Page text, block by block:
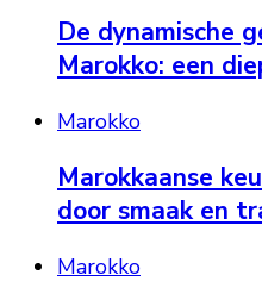
De dynamische
Marokko: een
Marokko
Marokkaanse
door smaak en
Marokko